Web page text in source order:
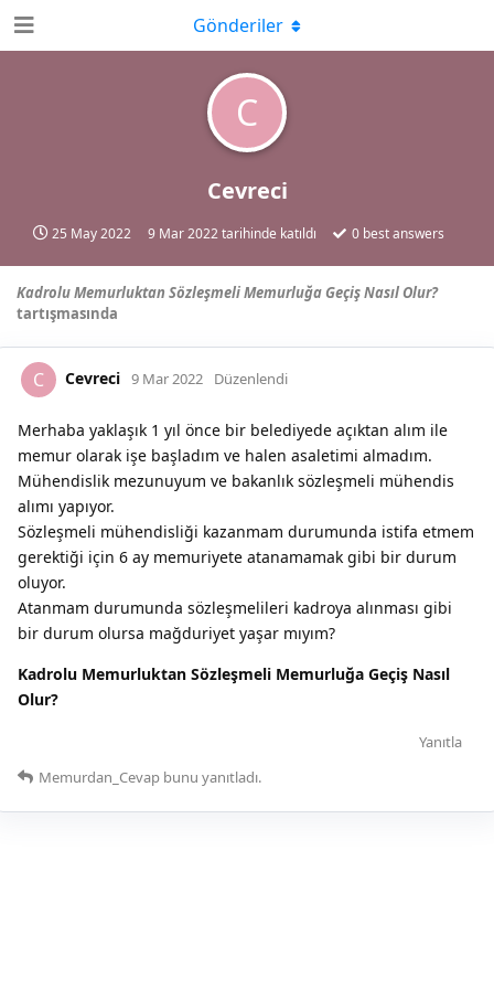
C
Cevreci
25 May 2022 9 Mar 2022tarihinde katıldı 0 best answers
Gönderiler
Kadrolu Memurluktan Sözleşmeli Memurluğa Geçiş Nasıl Olur?
tartışmasında
C Cevreci 9 Mar 2022 Düzenlendi
Merhaba yaklaşık 1 yıl önce bir belediyede açıktan alım ile
memur olarak işe başladım ve halen asaletimi almadım.
Mühendislik mezunuyum ve bakanlık sözleşmeli mühendis
alımı yapıyor.
Sözleşmeli mühendisliği kazanmam durumunda istifa etmem
gerektiği için 6 ay memuriyete atanamamak gibi bir durum
oluyor.
Atanmam durumunda sözleşmelileri kadroya alınması gibi
bir durum olursa mağduriyet yaşar mıyım?
Kadrolu Memurluktan Sözleşmeli Memurluğa Geçiş Nasıl
Olur?
Yanıtla
Memurdan_Cevap bunu yanıtladı.